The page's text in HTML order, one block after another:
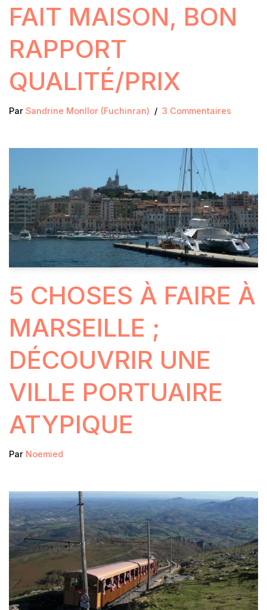
FAIT MAISON, BON
RAPPORT
QUALITÉ/PRIX
Par Sandrine Monllor (Fuchinran) 3 Commentaires
5 CHOSES À FAIRE À
MARSEILLE ;
DÉCOUVRIR UNE
VILLE PORTUAIRE
ATYPIQUE
Par Noemied